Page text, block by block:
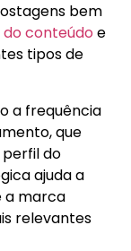
bem
conteúdo e
tipos de
a frequência
que
do
ajuda a
a marca
relevantes